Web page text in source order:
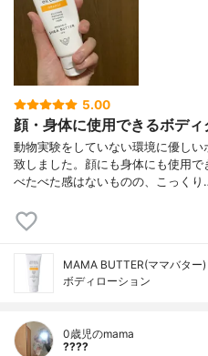
5.00
顔・身体に使用できるボディ
動物実験をしていない環境に優し
致しました。顔にも身体にも使用で
べたべた感はないものの、こっくり
MAMA BUTTER(ママバター)
ボディローション
0歳児のmama
????